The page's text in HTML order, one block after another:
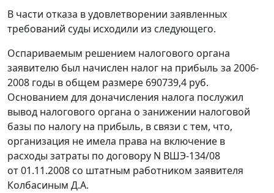
В части отказа в удовлетворении заявленных
требований суды исходили из следующего.
Оспариваемым решением налогового органа
заявителю был начислен налог на прибыль за 2006-
2008 годы в общем размере 690739,4 руб.
Основанием для доначисления налога послужил
вывод налогового органа о занижении налоговой
базы по налогу на прибыль, в связи с тем, что,
организация не имела права на включение в
расходы затраты по договору N ВШЭ-134/08
от 01.11.2008 со штатным работником заявителя
Колбасиным Д.А.